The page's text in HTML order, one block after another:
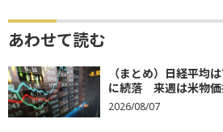
あわせて読む
（まとめ）日経平均
に続落 来週は米物価
2026/08/07